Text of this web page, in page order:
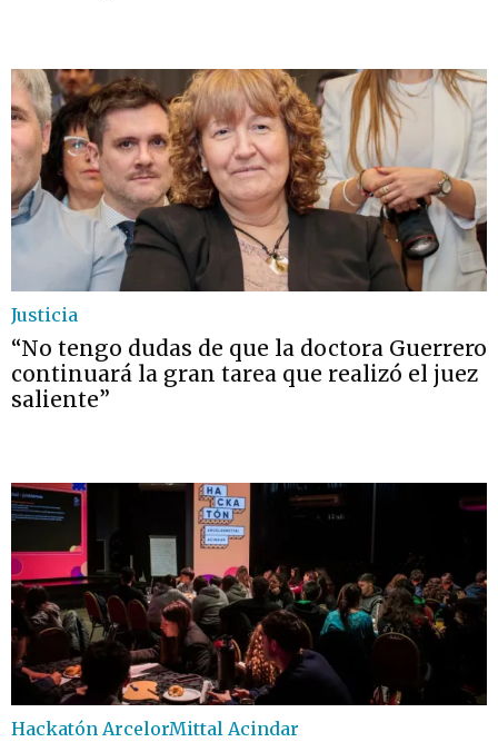
Justicia
“No tengo dudas de que la doctora Guerrero
continuará la gran tarea que realizó el juez
saliente”
Hackatón ArcelorMittal Acindar